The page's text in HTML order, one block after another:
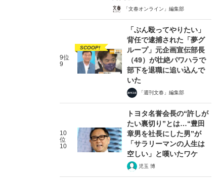
「文春オンライン」編集部
9位
9
SCOOP!
「ぶん殴ってやりたい」
背任で逮捕された「夢グ
ループ」元企画宣伝部長
（49）が壮絶パワハラで
部下を退職に追い込んで
いた
「週刊文春」編集部
10
位
10
トヨタ名誉会長の“許しが
たい裏切り”とは…“豊田
章男を社長にした男”が
「サラリーマンの人生は
空しい」と嘆いたワケ
児玉 博